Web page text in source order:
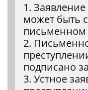
1.
может быть
письменном
2.
подписано
3. Устное